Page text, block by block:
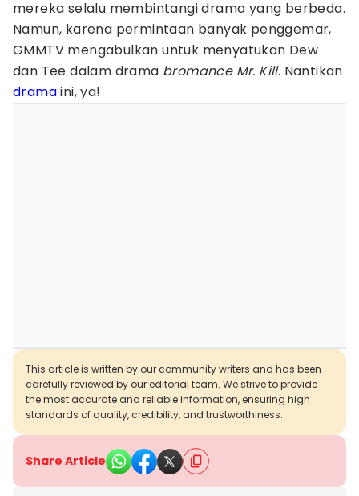
mereka selalu membintangi drama yang berbeda.
Namun, karena permintaan banyak penggemar,
GMMTV mengabulkan untuk menyatukan Dew
dan Tee dalam drama bromance Mr. Kill. Nantikan
dramaini, ya!
This article is written by our community writers and has been
carefully reviewed by our editorial team. We strive to provide
the most accurate and reliable information, ensuring high
standards of quality, credibility, and trustworthiness.
Share Article